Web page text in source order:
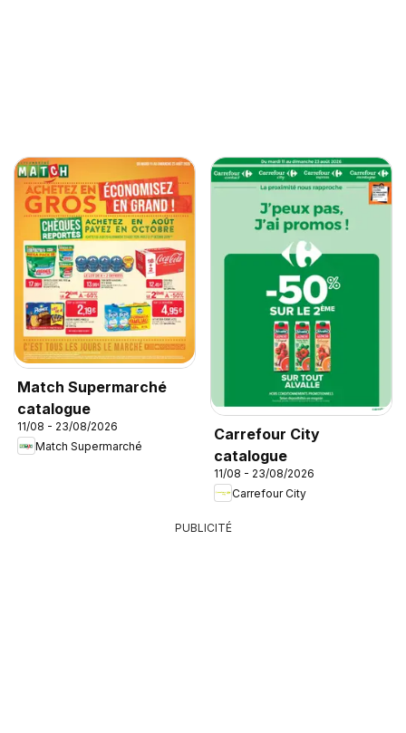
Match Supermarché
catalogue
11/08 - 23/08/2026
Match Supermarché
Carrefour City
catalogue
11/08 - 23/08/2026
Carrefour City
PUBLICITÉ